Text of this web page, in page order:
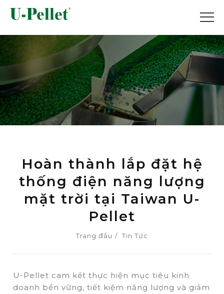
Hoàn thành lắp đặt hệ
thống điện năng lượng
mặt trời tại Taiwan U-
Pellet
Trang đầu Tin Tức
U-Pellet cam kết thực hiện mục tiêu kinh
doanh bền vững, tiết kiệm năng lượng và giảm